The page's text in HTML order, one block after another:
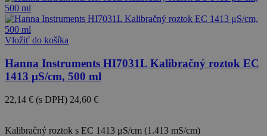
Vložiť do košíka
Hanna Instruments HI7031L Kalibračný roztok EC
1413 μS/cm, 500 ml
22,14 € (s DPH) 24,60 €
Kalibračný roztok s EC 1413 μS/cm (1.413 mS/cm)